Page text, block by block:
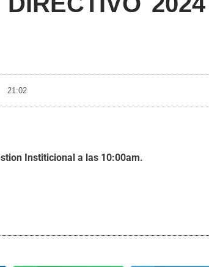
21:02
Institicional a las 10:00am.